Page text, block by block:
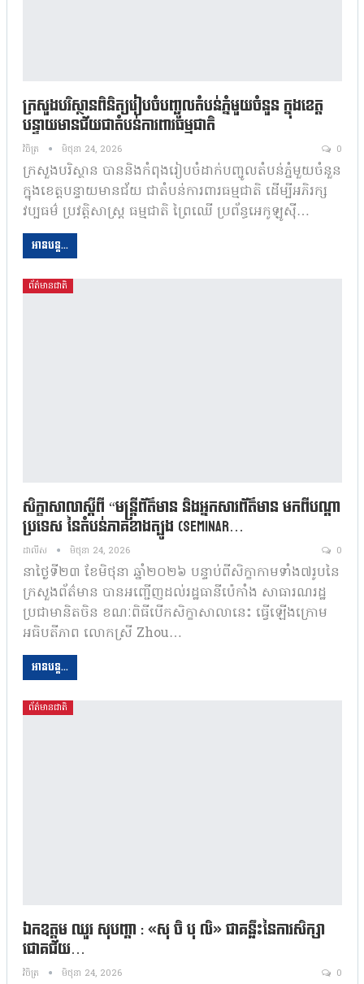
ក្រសួងបរិស្ថានពិនិត្យរៀបចំបញ្ជូលតំបន់ភ្នំមួយចំនួន ក្នុងខេត្ត
បន្ទាយមានជ័យជាតំបន់ការពារធម្មជាតិ
វិចិត្រ មិថុនា 24, 2026 0
ក្រសួងបរិស្ថាន បាននិងកំពុងរៀបចំដាក់បញ្ចូលតំបន់ភ្នំមួយចំនួន
ក្នុងខេត្តបន្ទាយមានជ័យ ជាតំបន់ការពារធម្មជាតិ ដើម្បីអភិរក្ស
វប្បធម៌ ប្រវត្តិសាស្រ្ត ធម្មជាតិ ព្រៃឈើ ប្រព័ន្ធអេកូឡូស៊ី…
អានបន្ត...
ព័ត៌មានជាតិ
សិក្ខាសាលាស្តីពី “មន្ត្រីព័ត៌មាន និងអ្នកសារព័ត៌មាន មកពីបណ្តា
ប្រទេស នៃតំបន់ភាគខាងត្បូង (Seminar…
ដាលីស មិថុនា 24, 2026 0
នាថ្ងៃទី២៣ ខែមិថុនា ឆ្នាំ២០២៦ បន្ទាប់ពីសិក្ខាកាមទាំង៧រូបនៃ
ក្រសួងព័ត៌មាន បានអញ្ជើញដល់រដ្ឋធានីប៉េកាំង សាធារណរដ្ឋ
ប្រជាមានិតចិន ខណៈពិធីបើកសិក្ខាសាលានេះ ធ្វើឡើងក្រោម
អធិបតីភាព លោកស្រី Zhou…
អានបន្ត...
ព័ត៌មានជាតិ
ឯកឧត្តម ឈួរ សុបញ្គា : «សុ ចិ បុ លិ» ជាគន្លឹះនៃការសិក្សា
ជោគជ័យ…
វិចិត្រ មិថុនា 24, 2026 0